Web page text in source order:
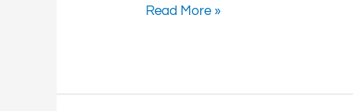
Read More »